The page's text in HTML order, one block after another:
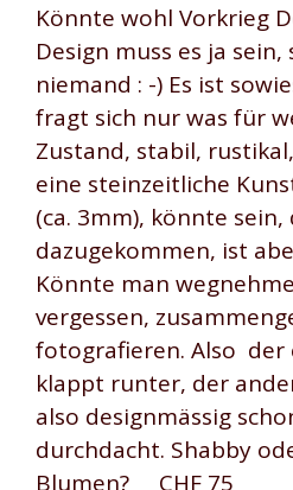
Könnte wohl Vorkrieg
Design muss es ja
niemand : -) Es ist
fragt sich nur was für
Zustand, stabil,
eine steinzeitliche
(ca. 3mm), könnte
dazugekommen, ist
Könnte man
vergessen,
fotografieren. Also der
klappt runter, der
also designmässig
durchdacht. Shabby
Blumen? CHF 75